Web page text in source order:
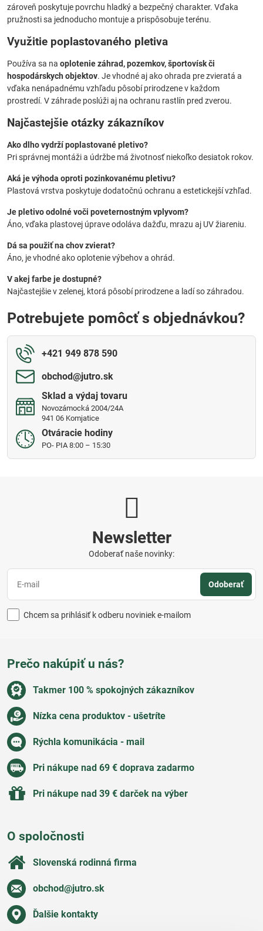
zároveň poskytuje povrchu hladký a bezpečný charakter. Vďaka
pružnosti sa jednoducho montuje a prispôsobuje terénu.
Využitie poplastovaného pletiva
Používa sa na oplotenie záhrad, pozemkov, športovísk či
hospodárskych objektov. Je vhodné aj ako ohrada pre zvieratá a
vďaka nenápadnému vzhľadu pôsobí prirodzene v každom
prostredí. V záhrade poslúži aj na ochranu rastlín pred zverou.
Najčastejšie otázky zákazníkov
Ako dlho vydrží poplastované pletivo?
Pri správnej montáži a údržbe má životnosť niekoľko desiatok rokov.
Aká je výhoda oproti pozinkovanému pletivu?
Plastová vrstva poskytuje dodatočnú ochranu a estetickejší vzhľad.
Je pletivo odolné voči poveternostným vplyvom?
Áno, vďaka plastovej úprave odoláva dažďu, mrazu aj UV žiareniu.
Dá sa použiť na chov zvierat?
Áno, je vhodné ako oplotenie výbehov a ohrád.
V akej farbe je dostupné?
Najčastejšie v zelenej, ktorá pôsobí prirodzene a ladí so záhradou.
Potrebujete pomôcť s objednávkou?
+421 949 878 590
obchod​@jutro​.sk
Sklad a výdaj tovaru
Novozámocká 2004/24A
941 06 Komjatice
Otváracie hodiny
PO- PIA 8:00 – 15:30
Newsletter
Odoberať naše novinky:
Odoberať
Chcem sa prihlásiť k odberu noviniek e-mailom
Prečo nakúpiť u nás?
Takmer 100 % spokojných zákazníkov
Nízka cena produktov - ušetríte
Rýchla komunikácia - mail
Pri nákupe nad 69 € doprava zadarmo
Pri nákupe nad 39 € darček na výber
O spoločnosti
Slovenská rodinná firma
obchod​@jutro​.sk
Ďalšie kontakty